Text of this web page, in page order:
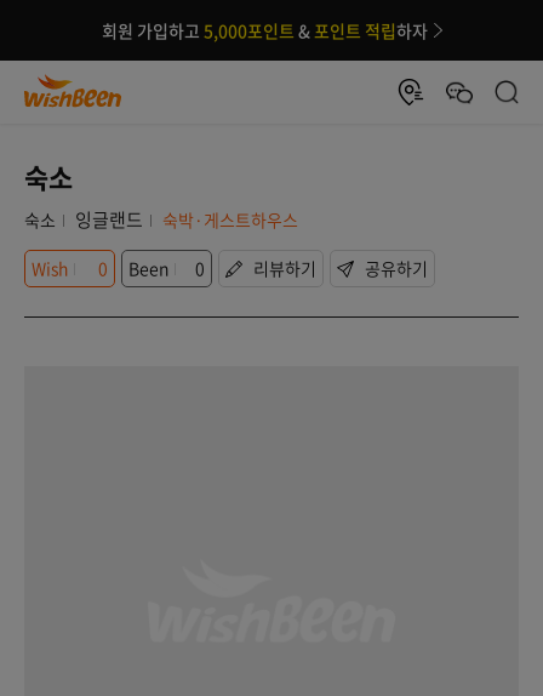
회원 가입하고 5,000포인트 &포인트 적립하자
숙소
숙소 잉글랜드
숙박·게스트하우스
Wish
0 Been 0 리뷰하기 공유하기